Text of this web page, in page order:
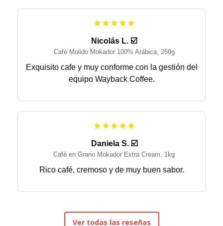
★★★★★
Nicolás L. ☑️
Café Molido Mokador 100% Arábica, 250g
Exquisito cafe y muy conforme con la gestión del
equipo Wayback Coffee.
★★★★★
Daniela S. ☑️
Café en Grano Mokador Extra Cream, 1kg
Rico café, cremoso y de muy buen sabor.
Ver todas las reseñas